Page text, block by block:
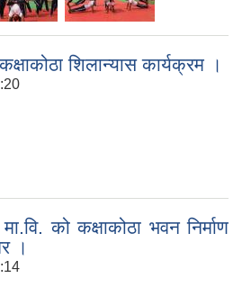
शिलान्यास कार्यक्रम ।
को कक्षाकोठा भवन निर्माण
।